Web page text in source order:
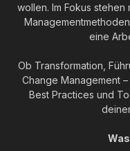
wollen. Im Fokus
eine
Ob Transformation,
Change Management
Best Practices und